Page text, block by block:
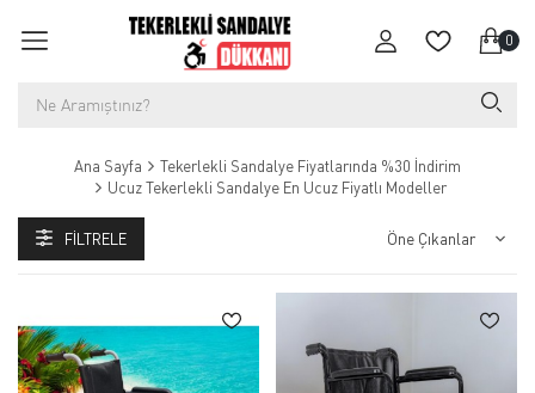
0
Ana Sayfa
Tekerlekli Sandalye Fiyatlarında %30 İndirim
Ucuz Tekerlekli Sandalye En Ucuz Fiyatlı Modeller
FILTRELE